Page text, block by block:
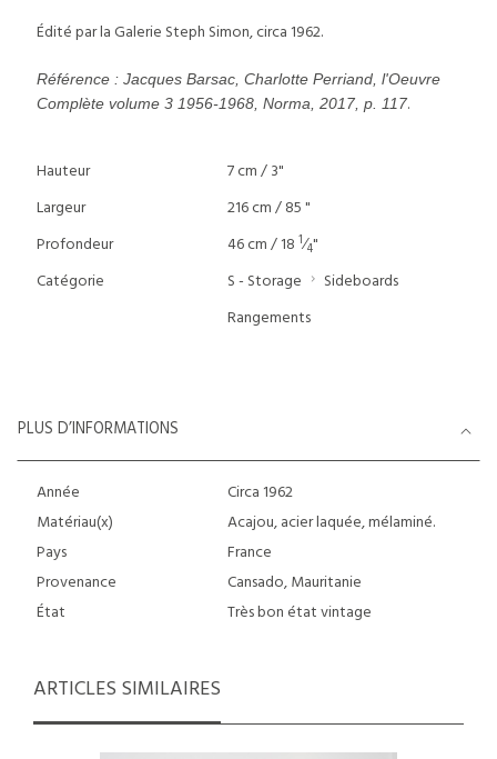
Édité par la Galerie Steph Simon, circa 1962.
Référence : Jacques Barsac, Charlotte Perriand, l'Oeuvre
Complète volume 3 1956-1968, Norma, 2017, p. 117.
Hauteur
7 cm / 3"
Largeur
216 cm / 85 "
Profondeur
46 cm / 18 1⁄4"
Catégorie
S - Storage
Sideboards
Rangements
PLUS D’INFORMATIONS
Année
Circa 1962
Matériau(x)
Acajou, acier laquée, mélaminé.
Pays
France
Provenance
Cansado, Mauritanie
État
Très bon état vintage
ARTICLES SIMILAIRES